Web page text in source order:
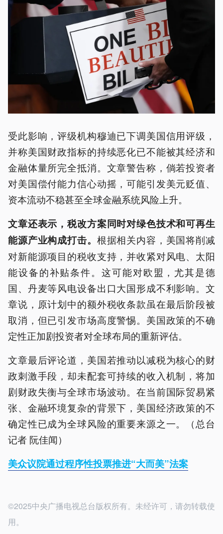
受此影响，评级机构穆迪已下调美国信用评级，
并称美国财政指标的持续恶化已不能被其经济和
金融体量所完全抵消。文章警告称，倘若投资者
对美国偿付能力信心动摇，可能引发美元贬值、
资本流动不稳甚至全球金融系统风险上升。
文章还表示，税改方案同时对绿色技术和可再生
能源产业构成打击。 根据相关内容，美国将削减
对新能源项目的税收支持，并收紧对风电、太阳
能设备的补贴条件。这可能对欧盟，尤其是德
国、丹麦等风电设备出口大国形成不利影响。文
章说，原计划中的额外税收条款虽在最后阶段被
取消，但已引发市场高度警惕。美国政策的不确
定性正加剧投资者对全球布局的重新评估。
文章最后评论道，美国若推动以减税为核心的财
政刺激手段，却未配套可持续的收入机制，将加
剧财政失衡与全球市场波动。在当前国际贸易紧
张、金融环境复杂的背景下，美国经济政策的不
确定性已成为全球风险的重要来源之一。（总台
记者 阮佳闻）
美众议院通过程序性投票推进“大而美”法案
©2025中央广播电视总台版权所有。未经许可，请勿转载使
用。